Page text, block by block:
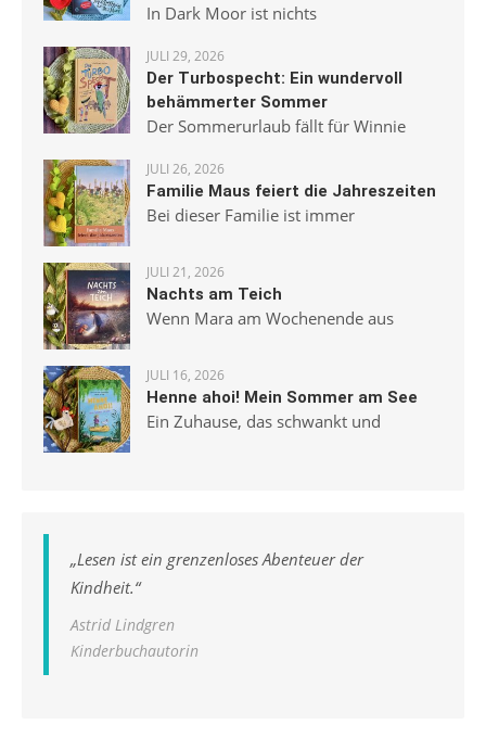
In Dark Moor ist nichts
JULI 29, 2026
Der Turbospecht: Ein wundervoll
behämmerter Sommer
Der Sommerurlaub fällt für Winnie
JULI 26, 2026
Familie Maus feiert die Jahreszeiten
Bei dieser Familie ist immer
JULI 21, 2026
Nachts am Teich
Wenn Mara am Wochenende aus
JULI 16, 2026
Henne ahoi! Mein Sommer am See
Ein Zuhause, das schwankt und
„Lesen ist ein grenzenloses Abenteuer der
Kindheit.“
Astrid Lindgren
Kinderbuchautorin